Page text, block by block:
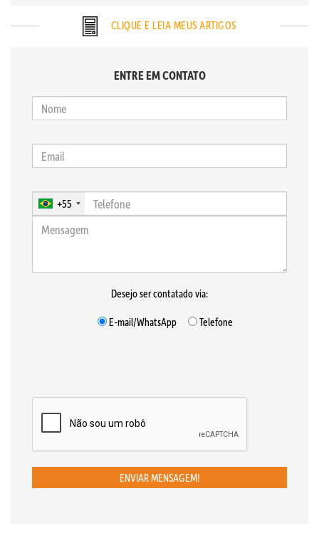
CLIQUE E LEIA MEUS ARTIGOS
ENTRE EM CONTATO
+55
Desejo ser contatado via:
E-mail/WhatsApp
Telefone
ENVIAR MENSAGEM!